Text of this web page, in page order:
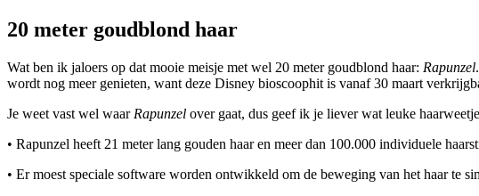
20 meter goudblond haar
Wat ben ik jaloers op dat mooie meisje met wel 20 meter goudblond haar: Rapunzel
wordt nog meer genieten, want deze Disney bioscoophit is vanaf 30 maart
Je weet vast wel waar Rapunzel over gaat, dus geef ik je liever wat leuke
• Rapunzel heeft 21 meter lang gouden haar en meer dan 100.000 individuele
• Er moest speciale software worden ontwikkeld om de beweging van het haar te